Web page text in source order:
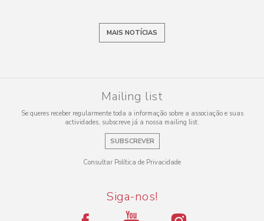
MAIS NOTÍCIAS
Mailing list
Se queres receber regularmente toda a informação sobre a associação e suas
actividades, subscreve já a nossa mailing list.
SUBSCREVER
Consultar Política de Privacidade
Siga-nos!